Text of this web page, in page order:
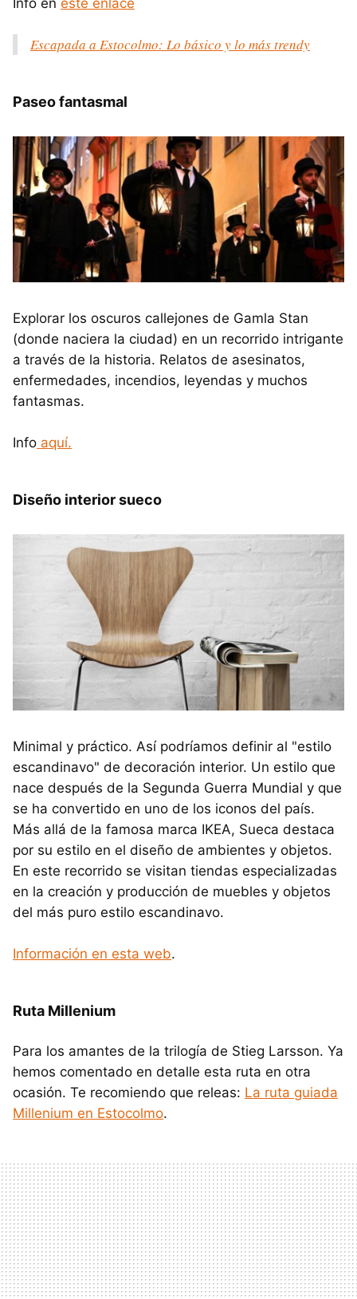
Escapada a Estocolmo: Lo básico y lo más trendy
Paseo fantasmal
Explorar los oscuros callejones de Gamla Stan
(donde naciera la ciudad) en un recorrido intrigante
a través de la historia. Relatos de asesinatos,
enfermedades, incendios, leyendas y muchos
fantasmas.
Info aquí.
Diseño interior sueco
Minimal y práctico. Así podríamos definir al "estilo
escandinavo" de decoración interior. Un estilo que
nace después de la Segunda Guerra Mundial y que
se ha convertido en uno de los iconos del país.
Más allá de la famosa marca IKEA, Sueca destaca
por su estilo en el diseño de ambientes y objetos.
En este recorrido se visitan tiendas especializadas
en la creación y producción de muebles y objetos
del más puro estilo escandinavo.
Información en esta web.
Ruta Millenium
Para los amantes de la trilogía de Stieg Larsson. Ya
hemos comentado en detalle esta ruta en otra
ocasión. Te recomiendo que releas: La ruta guiada
Millenium en Estocolmo.